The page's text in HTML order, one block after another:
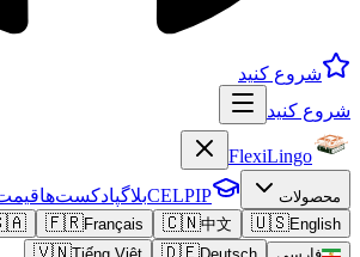
شروع کنید
شروع کنید
FlexiLingo
محصولات CELPIPبلاگپادکست‌ها
🇺🇸English
🇨🇳中文
🇫🇷Français
🇩🇪
🇻🇳